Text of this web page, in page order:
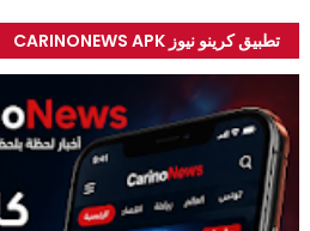
تطبيق كرينو نيوز CARINONEWS APK